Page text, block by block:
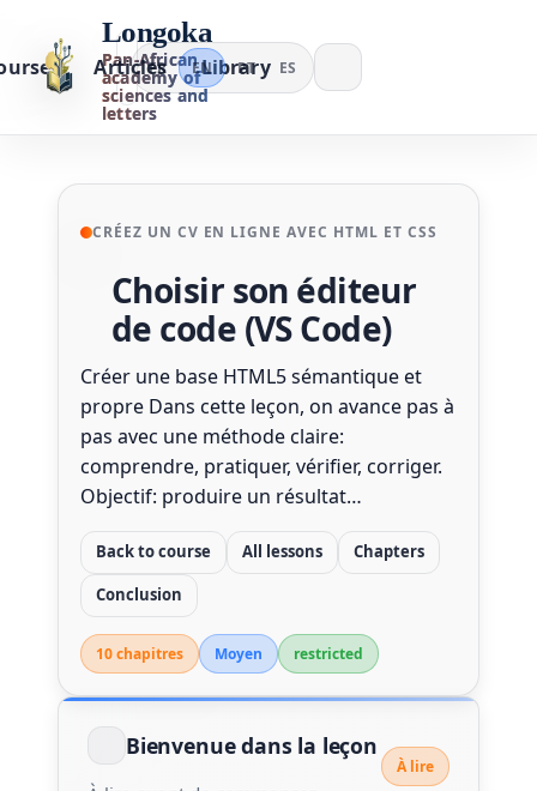
Longoka
Pan-African
academy of
sciences and
letters
Articles Library
FR EN PT ES
CRÉEZ UN CV EN LIGNE AVEC HTML ET CSS
Choisir son éditeur
de code (VS Code)
Créer une base HTML5 sémantique et
propre Dans cette leçon, on avance pas à
pas avec une méthode claire:
comprendre, pratiquer, vérifier, corriger.
Objectif: produire un résultat…
Back to course All lessons
Chapters
Conclusion
10 chapitres Moyen restricted
Bienvenue dans la leçon
À lire